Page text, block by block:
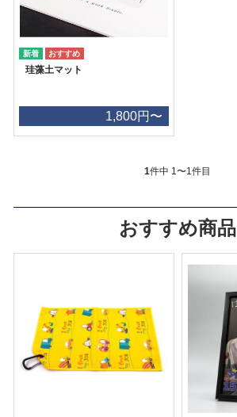
珪藻土マット
1,800円〜
1件中 1〜1件目
おすすめ商品